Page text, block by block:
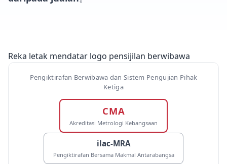
Reka letak mendatar logo pensijilan berwibawa
Pengiktirafan Berwibawa dan Sistem Pengujian Pihak
Ketiga
CMA
Akreditasi Metrologi Kebangsaan
ilac-MRA
Pengiktirafan Bersama Makmal Antarabangsa